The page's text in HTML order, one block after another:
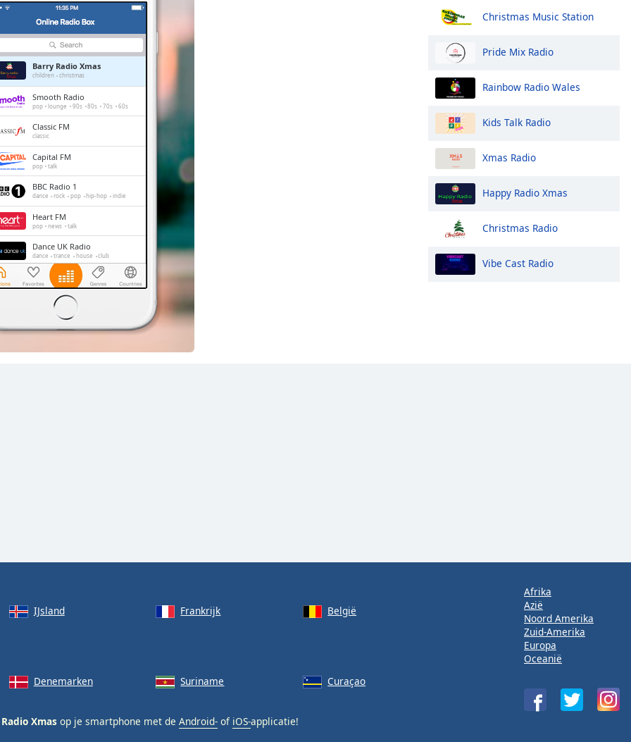
Barry Radio Xmas
children christmas
Smooth Radio
pop lounge 90s 80s 70s 60s
Classic FM
classic
Capital FM
pop talk
BBC Radio 1
dance rock pop hip-hop indie
Heart FM
pop news talk
Dance UK Radio
dance trance house club
LBC
news talk
Gold Radio
Christmas Music Station
Pride Mix Radio
Rainbow Radio Wales
Kids Talk Radio
Xmas Radio
Happy Radio Xmas
Christmas Radio
Vibe Cast Radio
IJsland Frankrijk
België
Denemarken Suriname Curaçao
Xmas op je smartphone met de Android- of iOS-applicatie!
Afrika
Azië
Noord Amerika
Zuid-Amerika
Europa
Oceanië